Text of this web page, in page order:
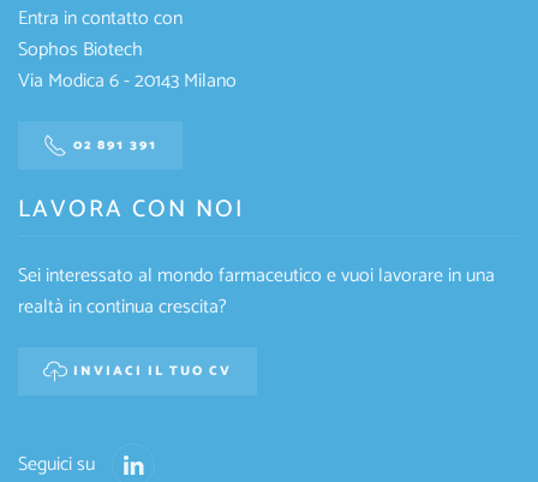
Entra in contatto con
Sophos Biotech
Via Modica 6 - 20143 Milano
02 891 391
LAVORA CON NOI
Sei interessato al mondo farmaceutico e vuoi lavorare in una
realtà in continua crescita?
INVIACI IL TUO CV
Seguici su